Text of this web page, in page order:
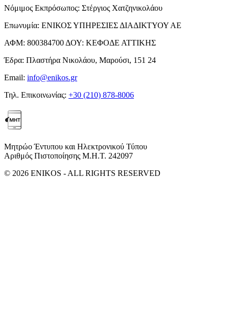
Νόμιμος Εκπρόσωπος: Στέργιος Χατζηνικολάου
Επωνυμία: ΕΝΙΚΟΣ ΥΠΗΡΕΣΙΕΣ ΔΙΑΔΙΚΤΥΟΥ ΑΕ
ΑΦΜ: 800384700 ΔΟΥ: ΚΕΦΟΔΕ ΑΤΤΙΚΗΣ
Έδρα: Πλαστήρα Νικολάου, Μαρούσι, 151 24
Email: info@enikos.gr
Τηλ. Επικοινωνίας: +30 (210) 878-8006
Μητρώο Έντυπου και Ηλεκτρονικού Τύπου
Αριθμός Πιστοποίησης Μ.Η.Τ. 242097
© 2026 ENIKOS - ALL RIGHTS RESERVED